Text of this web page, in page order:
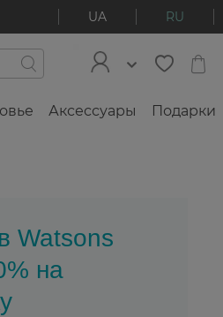
UA RU
Аксессуары Подарки
Watsons
на